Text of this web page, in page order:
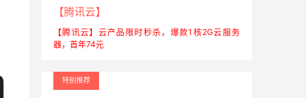
【腾讯云】
【腾讯云】云产品限时秒杀，爆款1核2G云服务
器，首年74元
特别推荐